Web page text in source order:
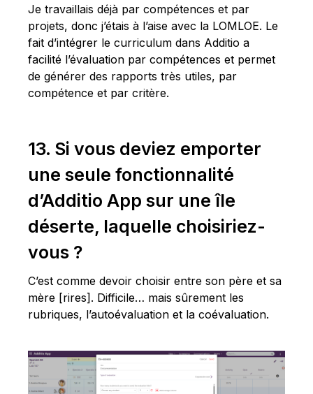
Je travaillais déjà par compétences et par
projets, donc j’étais à l’aise avec la LOMLOE. Le
fait d’intégrer le curriculum dans Additio a
facilité l’évaluation par compétences et permet
de générer des rapports très utiles, par
compétence et par critère.
13. Si vous deviez emporter
une seule fonctionnalité
d’Additio App sur une île
déserte, laquelle choisiriez-
vous ?
C’est comme devoir choisir entre son père et sa
mère [rires]. Difficile… mais sûrement les
rubriques, l’autoévaluation et la coévaluation.